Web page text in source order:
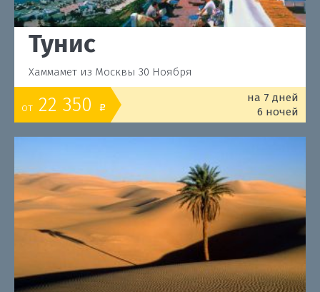
Тунис
Хаммамет из Москвы 30 Ноября
от 22 350 o
на 7 дней
6 ночей